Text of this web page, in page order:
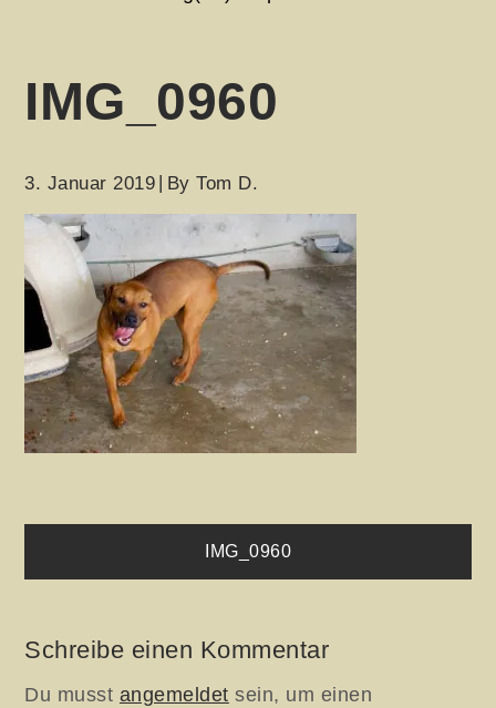
IMG_0960
3. Januar 2019 ByTom D.
Beitragsnavigation
IMG_0960
Schreibe einen Kommentar
Du musst angemeldet sein, um einen